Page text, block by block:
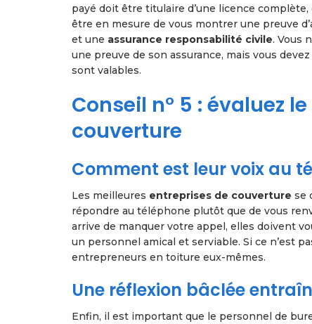
payé doit être titulaire d’une licence
être en mesure de vous montrer une preuve
et une assurance responsabilité civile. Vous
une preuve de son assurance, mais vous
sont valables.
Conseil n° 5 : évaluez
couverture
Comment est leur voix au
Les meilleures entreprises de couverture se
répondre au téléphone plutôt que de vous
arrive de manquer votre appel, elles doivent
un personnel amical et serviable. Si ce n’est
entrepreneurs en toiture eux-mêmes.
Une réflexion bâclée
Enfin, il est important que le personnel de